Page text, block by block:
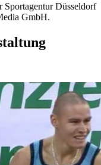
Düsseldorf
GmbH.